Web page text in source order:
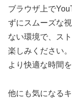
ブラウザ上で
ずにスムーズな
ない環境で、ス
楽しみください
より快適な時間
他にも気になる